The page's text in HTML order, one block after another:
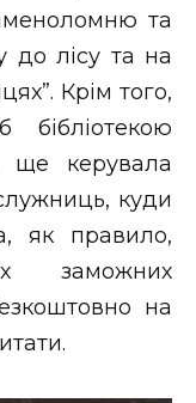
та
до лісу та на
Крім того,
бібліотекою
ще керувала
куди
як правило,
заможних
на